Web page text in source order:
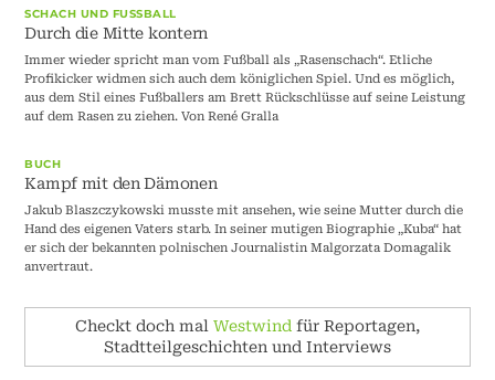
SCHACH UND FUSSBALL
Durch die Mitte kontern
Immer wieder spricht man vom Fußball als „Rasenschach“. Etliche
Profikicker widmen sich auch dem königlichen Spiel. Und es möglich,
aus dem Stil eines Fußballers am Brett Rückschlüsse auf seine Leistung
auf dem Rasen zu ziehen. Von René Gralla
BUCH
Kampf mit den Dämonen
Jakub Blaszczykowski musste mit ansehen, wie seine Mutter durch die
Hand des eigenen Vaters starb. In seiner mutigen Biographie „Kuba“ hat
er sich der bekannten polnischen Journalistin Malgorzata Domagalik
anvertraut.
Checkt doch mal Westwind für Reportagen,
Stadtteilgeschichten und Interviews